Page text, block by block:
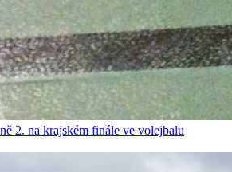
2. na krajském finále ve volejbalu